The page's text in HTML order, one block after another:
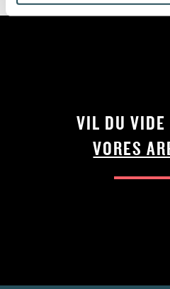
VIL DU VIDE
VORES